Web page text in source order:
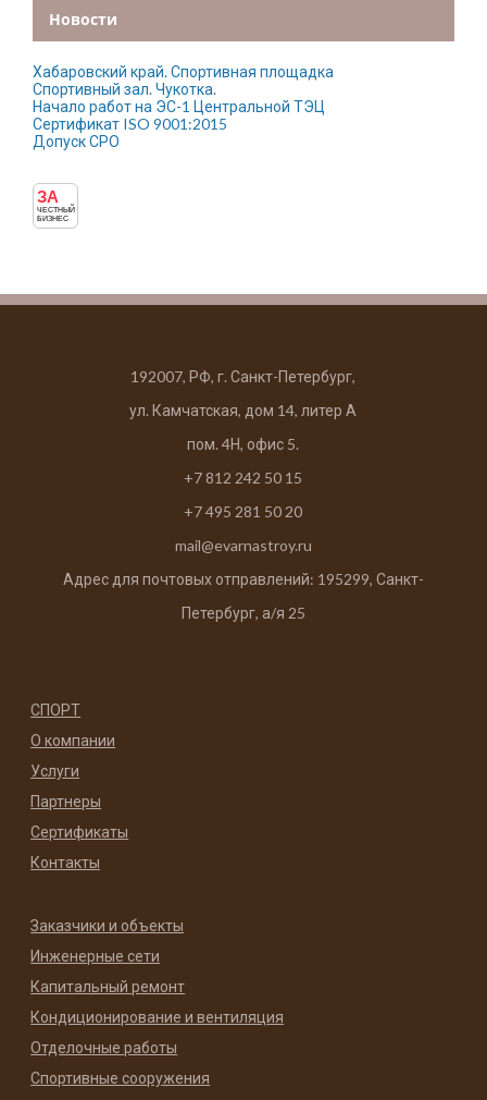
Новости
Хабаровский край. Спортивная площадка
Спортивный зал. Чукотка.
Начало работ на ЭС-1 Центральной ТЭЦ
Сертификат ISO 9001:2015
Допуск СРО
ЗА
ЧЕСТНЫЙ
БИЗНЕС
192007, РФ, г. Санкт-Петербург,
ул. Камчатская, дом 14, литер А
пом. 4Н, офис 5.
+7 812 242 50 15
+7 495 281 50 20
mail@evarnastroy.ru
Адрес для почтовых отправлений: 195299, Санкт-
Петербург, а/я 25
СПОРТ
О компании
Услуги
Партнеры
Сертификаты
Контакты
Заказчики и объекты
Инженерные сети
Капитальный ремонт
Кондиционирование и вентиляция
Отделочные работы
Спортивные сооружения